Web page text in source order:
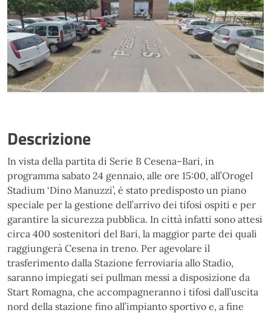
Descrizione
In vista della partita di Serie B Cesena–Bari, in
programma sabato 24 gennaio, alle ore 15:00, all’Orogel
Stadium ‘Dino Manuzzi’, è stato predisposto un piano
speciale per la gestione dell’arrivo dei tifosi ospiti e per
garantire la sicurezza pubblica. In città infatti sono attesi
circa 400 sostenitori del Bari, la maggior parte dei quali
raggiungerà Cesena in treno. Per agevolare il
trasferimento dalla Stazione ferroviaria allo Stadio,
saranno impiegati sei pullman messi a disposizione da
Start Romagna, che accompagneranno i tifosi dall’uscita
nord della stazione fino all’impianto sportivo e, a fine